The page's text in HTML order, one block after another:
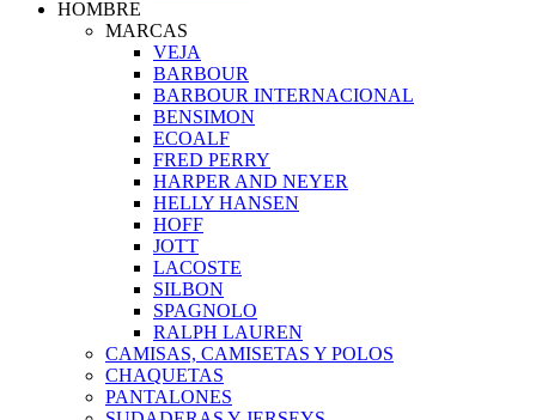
HOMBRE
MARCAS
VEJA
BARBOUR
BARBOUR INTERNACIONAL
BENSIMON
ECOALF
FRED PERRY
HARPER AND NEYER
HELLY HANSEN
HOFF
JOTT
LACOSTE
SILBON
SPAGNOLO
RALPH LAUREN
CAMISAS, CAMISETAS Y POLOS
CHAQUETAS
PANTALONES